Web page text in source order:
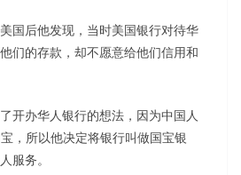
国后他发现，当时美国银行对待华
们的存款，却不愿意给他们信用和
开办华人银行的想法，因为中国人
，所以他决定将银行叫做国宝银
服务。